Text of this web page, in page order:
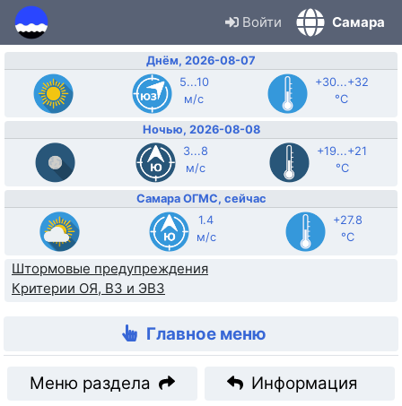
Войти Самара
Днём, 2026-08-07
5...10
м/с
+30...+32
°C
Ночью, 2026-08-08
3...8
м/с
+19...+21
°C
Самара ОГМС, сейчас
1.4
м/с
+27.8
°C
Штормовые предупреждения
Критерии ОЯ, ВЗ и ЭВЗ
Главное меню
Меню раздела Информация